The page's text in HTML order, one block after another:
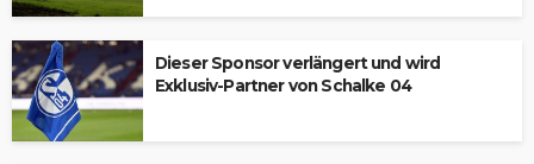
Dieser Sponsor verlängert und wird
Exklusiv-Partner von Schalke 04